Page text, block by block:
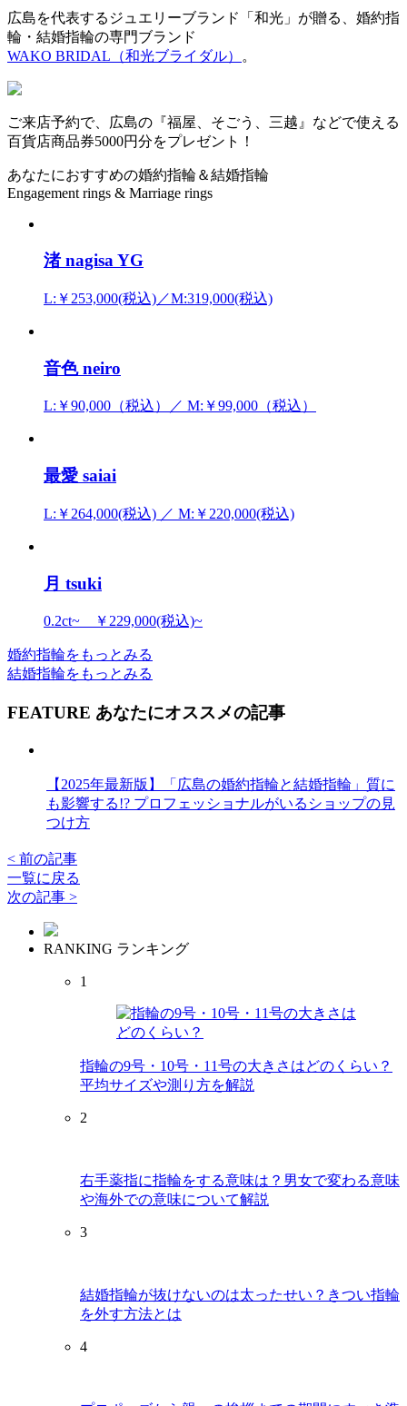
広島を代表するジュエリーブランド「和光」が贈る、婚約指
輪・結婚指輪の専門ブランド
WAKO BRIDAL（和光ブライダル）
。
ご来店予約で、広島の『福屋、そごう、三越』などで使える
百貨店商品券5000円分をプレゼント！
あなたにおすすめの婚約指輪＆結婚指輪
Engagement rings & Marriage rings
渚 nagisa YG
L:￥253,000(税込)／M:319,000(税込)
音色 neiro
L:￥90,000（税込）／ M:￥99,000（税込）
最愛 saiai
L:￥264,000(税込) ／ M:￥220,000(税込)
月 tsuki
0.2ct~ ￥229,000(税込)~
婚約指輪をもっとみる
結婚指輪をもっとみる
FEATURE あなたにオススメの記事
【2025年最新版】「広島の婚約指輪と結婚指輪」質に
も影響する!? プロフェッショナルがいるショップの見
つけ方
< 前の記事
一覧に戻る
次の記事 >
RANKING ランキング
1
指輪の9号・10号・11号の大きさはどのくらい？
平均サイズや測り方を解説
2
右手薬指に指輪をする意味は？男女で変わる意味
や海外での意味について解説
3
結婚指輪が抜けないのは太ったせい？きつい指輪
を外す方法とは
4